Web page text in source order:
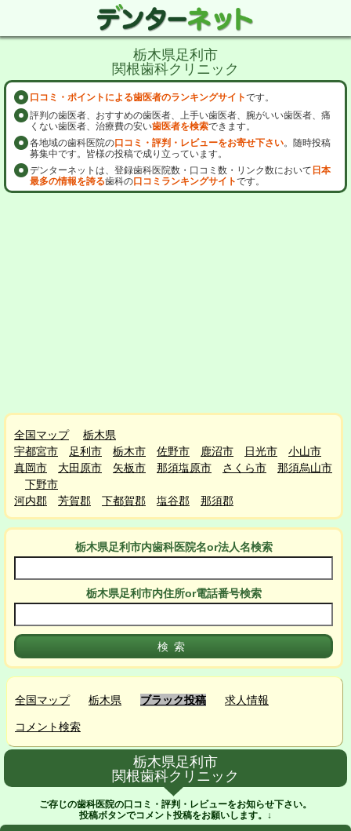
栃木県足利市
関根歯科クリニック
口コミ・ポイントによる歯医者のランキングサイトです。
評判の歯医者、おすすめの歯医者、上手い歯医者、腕がいい歯医者、痛
くない歯医者、治療費の安い歯医者を検索できます。
各地域の歯科医院の口コミ・評判・レビューをお寄せ下さい。随時投稿
募集中です。皆様の投稿で成り立っています。
デンターネットは、登録歯科医院数・口コミ数・リンク数において 日本
最多の情報を誇る歯科の口コミランキングサイトです。
全国マップ
栃木県
宇都宮市
足利市 栃木市 佐野市 鹿沼市 日光市
小山市
真岡市
大田原市 矢板市 那須塩原市 さくら市
那須烏山市
下野市
河内郡
芳賀郡 下都賀郡 塩谷郡 那須郡
栃木県足利市内歯科医院名or法人名検索
栃木県足利市内住所or電話番号検索
全国マップ 栃木県 ブラック投稿 求人情報
コメント検索
栃木県足利市
関根歯科クリニック
ご存じの歯科医院の口コミ・評判・レビューをお知らせ下さい。
投稿ボタンでコメント投稿をお願いします。↓